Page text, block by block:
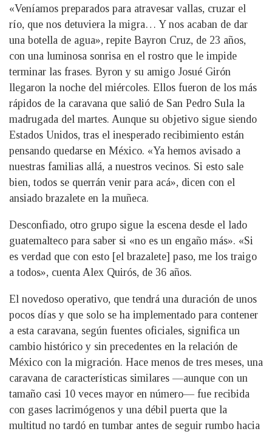
«Veníamos preparados para atravesar vallas, cruzar el
río, que nos detuviera la migra… Y nos acaban de dar
una botella de agua», repite Bayron Cruz, de 23 años,
con una luminosa sonrisa en el rostro que le impide
terminar las frases. Byron y su amigo Josué Girón
llegaron la noche del miércoles. Ellos fueron de los más
rápidos de la caravana que salió de San Pedro Sula la
madrugada del martes. Aunque su objetivo sigue siendo
Estados Unidos, tras el inesperado recibimiento están
pensando quedarse en México. «Ya hemos avisado a
nuestras familias allá, a nuestros vecinos. Si esto sale
bien, todos se querrán venir para acá», dicen con el
ansiado brazalete en la muñeca.
Desconfiado, otro grupo sigue la escena desde el lado
guatemalteco para saber si «no es un engaño más». «Si
es verdad que con esto [el brazalete] paso, me los traigo
a todos», cuenta Alex Quirós, de 36 años.
El novedoso operativo, que tendrá una duración de unos
pocos días y que solo se ha implementado para contener
a esta caravana, según fuentes oficiales, significa un
cambio histórico y sin precedentes en la relación de
México con la migración. Hace menos de tres meses, una
caravana de características similares —aunque con un
tamaño casi 10 veces mayor en número— fue recibida
con gases lacrimógenos y una débil puerta que la
multitud no tardó en tumbar antes de seguir rumbo hacia